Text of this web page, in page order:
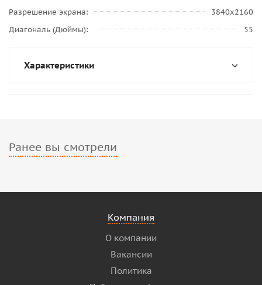
Разрешение экрана
3840x2160
Диагональ (Дюймы)
55
Характеристики
Ранее вы смотрели
Компания
О компании
Вакансии
Политика